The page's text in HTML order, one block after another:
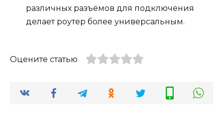
различных разъёмов для подключения
делает роутер более универсальным.
Оцените статью